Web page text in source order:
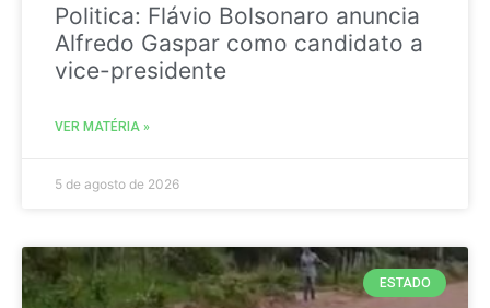
Politica: Flávio Bolsonaro anuncia
Alfredo Gaspar como candidato a
vice-presidente
VER MATÉRIA »
5 de agosto de 2026
ESTADO